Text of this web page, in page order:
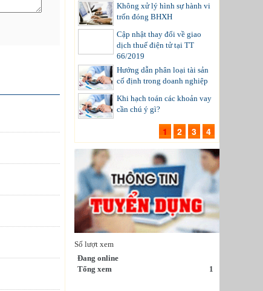
Không xử lý hình sự hành vi
trốn đóng BHXH
Cập nhật thay đổi về giao
dịch thuế điện tử tại TT
66/2019
Hướng dẫn phân loại tài sản
cố định trong doanh nghiệp
Khi hạch toán các khoản vay
cần chú ý gì?
1 2 3 4
Số lượt xem
Đang online
Tổng xem
1